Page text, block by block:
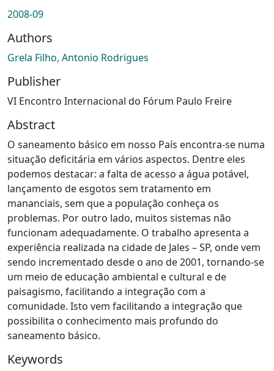
2008-09
Authors
Grela Filho, Antonio Rodrigues
Publisher
VI Encontro Internacional do Fórum Paulo Freire
Abstract
O saneamento básico em nosso País encontra-se numa
situação deficitária em vários aspectos. Dentre eles
podemos destacar: a falta de acesso a água potável,
lançamento de esgotos sem tratamento em
mananciais, sem que a população conheça os
problemas. Por outro lado, muitos sistemas não
funcionam adequadamente. O trabalho apresenta a
experiência realizada na cidade de Jales – SP, onde vem
sendo incrementado desde o ano de 2001, tornando-se
um meio de educação ambiental e cultural e de
paisagismo, facilitando a integração com a
comunidade. Isto vem facilitando a integração que
possibilita o conhecimento mais profundo do
saneamento básico.
Keywords